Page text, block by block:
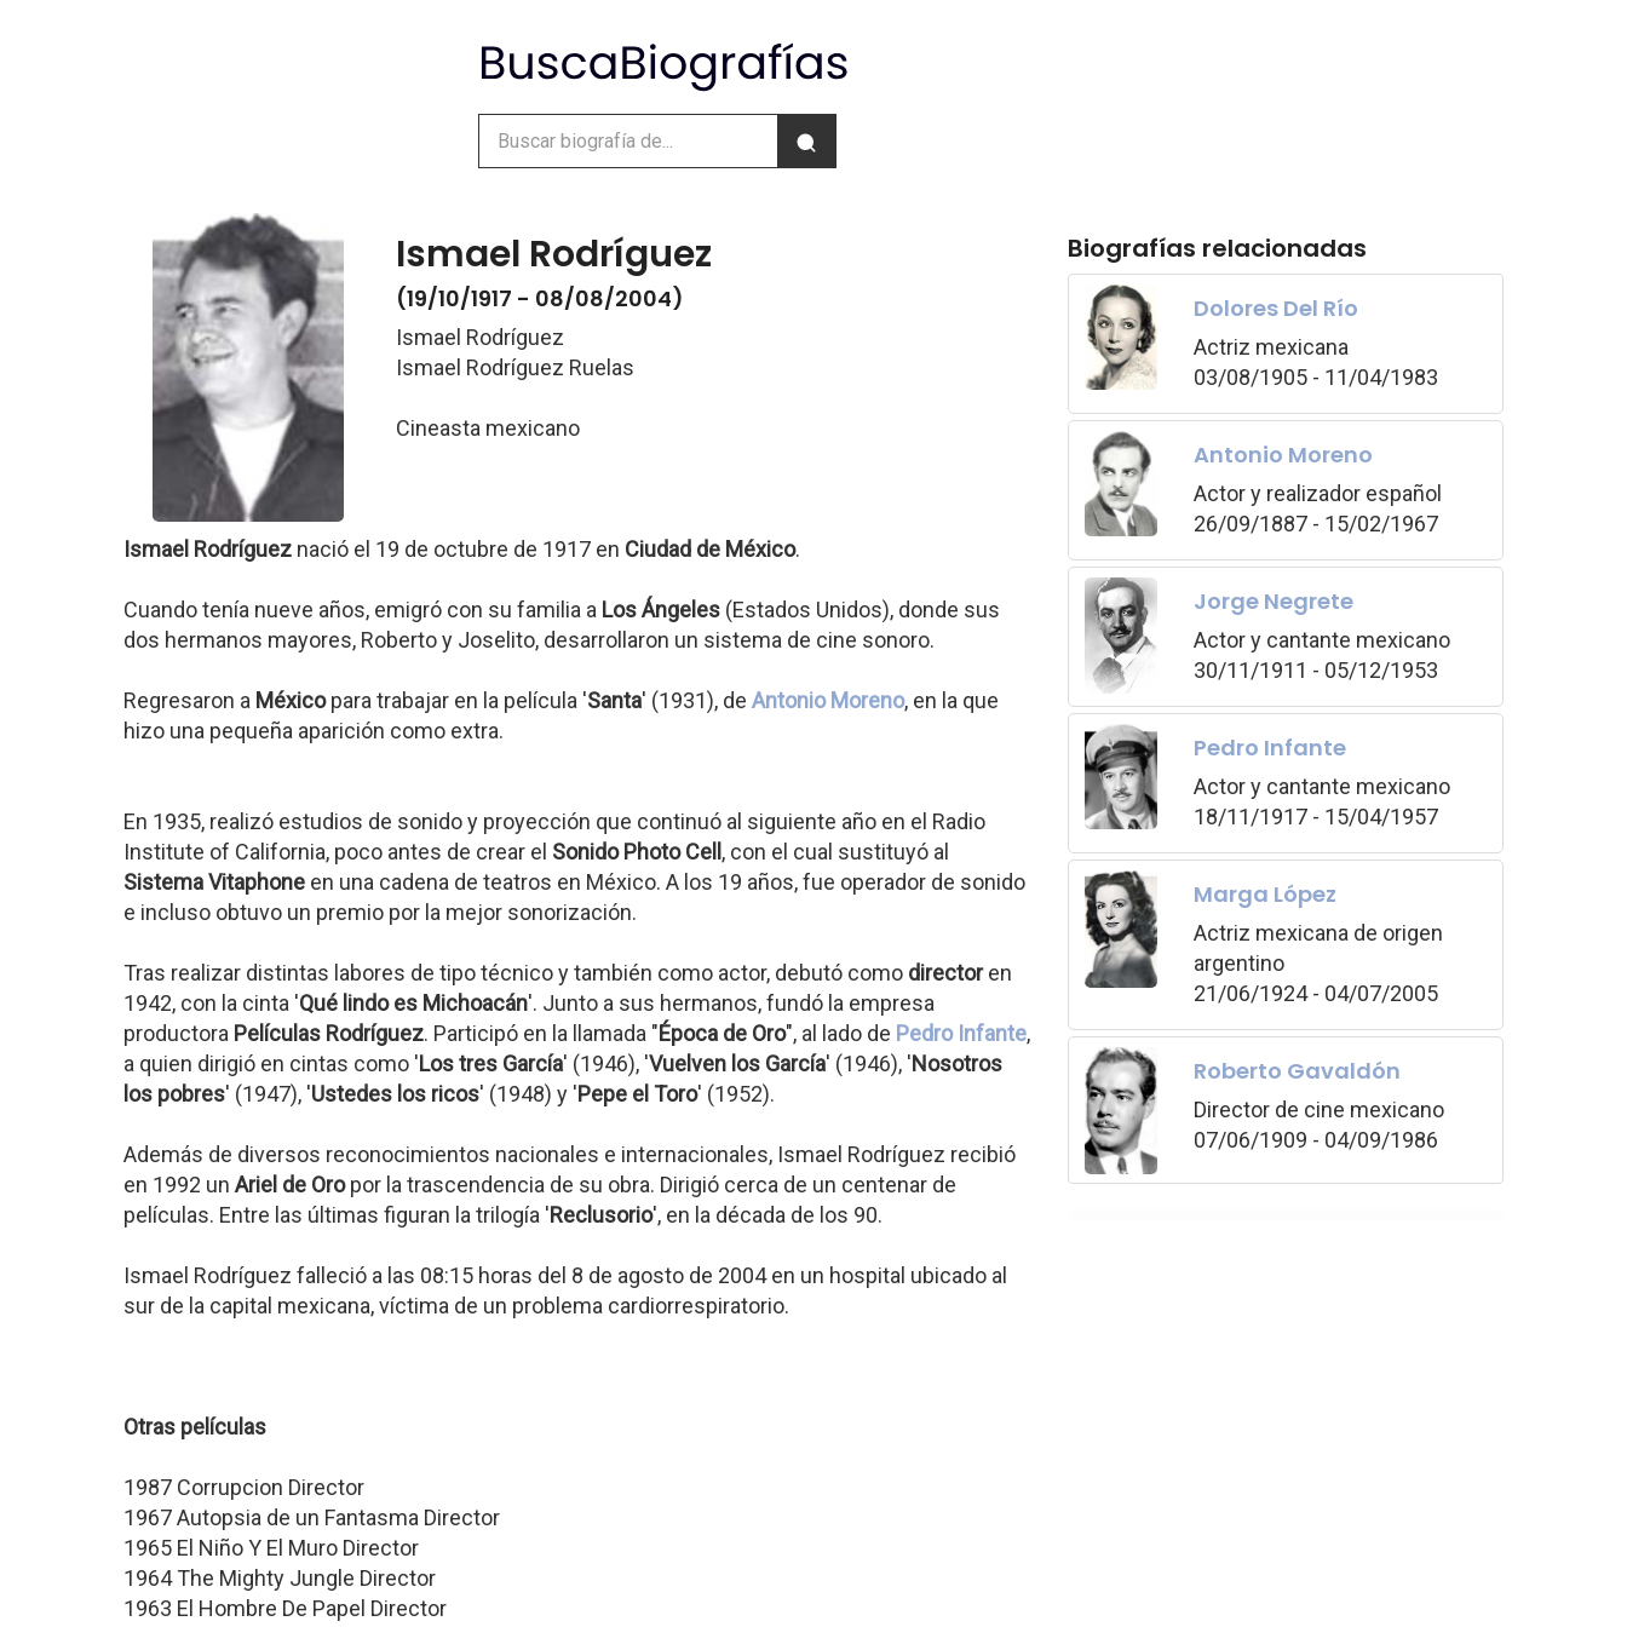
Ismael Rodríguez
(19/10/1917 - 08/08/2004)
Ismael Rodríguez
Ismael Rodríguez Ruelas
Cineasta mexicano
Ismael Rodríguez nació el 19 de octubre de 1917 en Ciudad de México.
Cuando tenía nueve años, emigró con su familia a Los Ángeles (Estados Unidos), donde sus
dos hermanos mayores, Roberto y Joselito, desarrollaron un sistema de cine sonoro.
Regresaron a Méxicopara trabajar en la película 'Santa' (1931), de Antonio Moreno, en la que
hizo una pequeña aparición como extra.
En 1935, realizó estudios de sonido y proyección que continuó al siguiente año en el Radio
Institute of California, poco antes de crear el Sonido Photo Cell , con el cual sustituyó al
Sistema Vitaphone en una cadena de teatros en México. A los 19 años, fue operador de sonido
e incluso obtuvo un premio por la mejor sonorización.
Tras realizar distintas labores de tipo técnico y también como actor, debutó como directoren
1942, con la cinta 'Qué lindo es Michoacán'. Junto a sus hermanos, fundó la empresa
productora Películas Rodríguez. Participó en la llamada "Época de Oro", al lado de Pedro Infante,
a quien dirigió en cintas como 'Los tres García' (1946), 'Vuelven los García' (1946), 'Nosotros
los pobres' (1947), 'Ustedes los ricos' (1948) y 'Pepe el Toro' (1952).
Además de diversos reconocimientos nacionales e internacionales, Ismael Rodríguez recibió
en 1992 un Ariel de Oropor la trascendencia de su obra. Dirigió cerca de un centenar de
películas. Entre las últimas figuran la trilogía 'Reclusorio', en la década de los 90.
Ismael Rodríguez falleció a las 08:15 horas del 8 de agosto de 2004 en un hospital ubicado al
sur de la capital mexicana, víctima de un problema cardiorrespiratorio.
Otras películas
1987 Corrupcion Director
1967 Autopsia de un Fantasma Director
1965 El Niño Y El Muro Director
1964 The Mighty Jungle Director
1963 El Hombre De Papel Director
Biografías relacionadas
Dolores Del Río
Actriz mexicana
03/08/1905 - 11/04/1983
Antonio Moreno
Actor y realizador español
26/09/1887 - 15/02/1967
Jorge Negrete
Actor y cantante mexicano
30/11/1911 - 05/12/1953
Pedro Infante
Actor y cantante mexicano
18/11/1917 - 15/04/1957
Marga López
Actriz mexicana de origen
argentino
21/06/1924 - 04/07/2005
Roberto Gavaldón
Director de cine mexicano
07/06/1909 - 04/09/1986